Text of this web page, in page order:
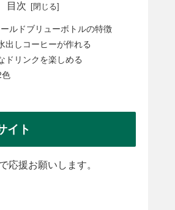
目次
ルドブリューボトルの特徴
出しコーヒーが作れる
ドリンクを楽しめる
色
イト
応援お願いします。